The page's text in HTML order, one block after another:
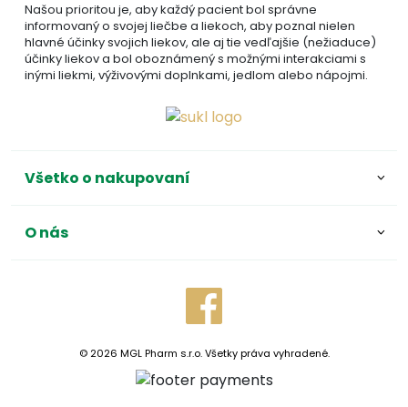
Našou prioritou je, aby každý pacient bol správne
informovaný o svojej liečbe a liekoch, aby poznal nielen
hlavné účinky svojich liekov, ale aj tie vedľajšie (nežiaduce)
účinky liekov a bol oboznámený s možnými interakciami s
inými liekmi, výživovými doplnkami, jedlom alebo nápojmi.
Všetko o nakupovaní
O nás
© 2026 MGL Pharm s.r.o. Všetky práva vyhradené.